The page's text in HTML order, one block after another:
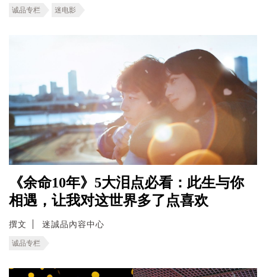
诚品专栏 迷电影
《余命10年》5大泪点必看：此生与你
相遇，让我对这世界多了点喜欢
撰文 迷誠品內容中心
诚品专栏